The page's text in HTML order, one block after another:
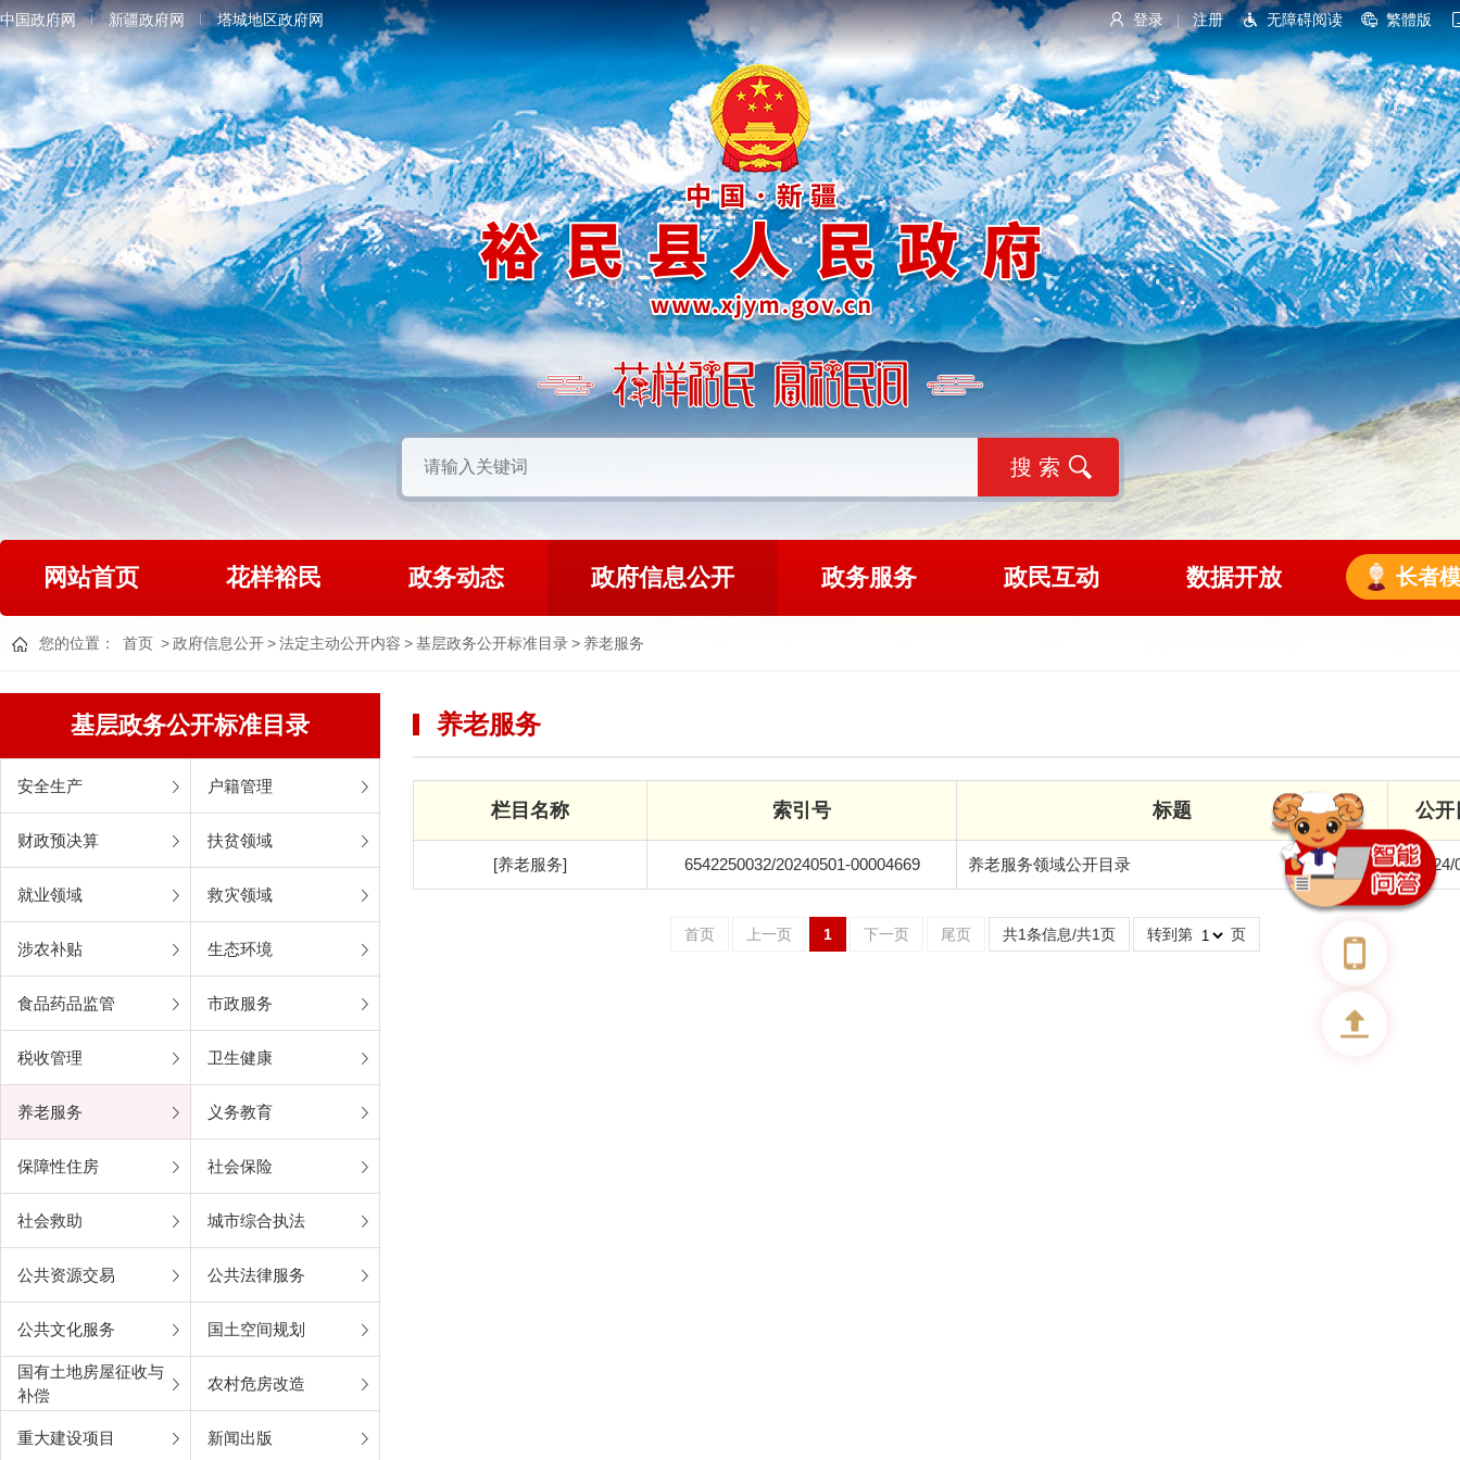
登录 注册 无障碍阅读 繁體版
中国政府网 新疆政府网 塔城地区政府网
网站首页 花样裕民 政务动态 政府信息公开 政务服务 政民互动 数据开放 长者
您的位置： 首页 >政府信息公开>法定主动公开内容 >基层政务公开标准目录> 养老服务
基层政务公开标准目录
安全生产 户籍管理
财政预决算 扶贫领域
就业领域 救灾领域
涉农补贴 生态环境
食品药品监管 市政服务
税收管理 卫生健康
养老服务 义务教育
保障性住房 社会保险
社会救助 城市综合执法
公共资源交易 公共法律服务
公共文化服务 国土空间规划
国有土地房屋征收与
补偿
农村危房改造
重大建设项目 新闻出版
养老服务
栏目名称 索引号 标题 公开
[养老服务] 6542250032/20240501-00004669 养老服务领域公开目录 2024/
首页 上一页 1 下一页 尾页 共1条信息/共1页 转到第 页